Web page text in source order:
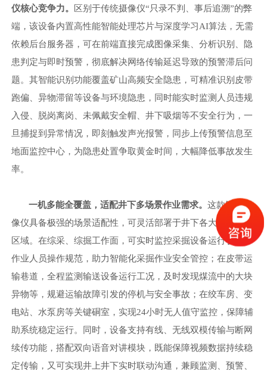
仪核心竞争力。 区别于传统摄像仪“只录不判、事后追溯”的弊
端，该设备内置高性能智能处理芯片与深度学习AI算法，无需
依赖后台服务器，可在前端直接完成图像采集、分析识别、隐
患判定与即时预警，彻底解决网络传输延迟导致的预警滞后问
题。其智能识别功能覆盖矿山高频安全隐患，可精准识别皮带
跑偏、异物滞留等设备与环境隐患，同时能实时监测人员违规
入侵、脱岗离岗、未佩戴安全帽、井下吸烟等不安全行为，一
旦捕捉到异常情况，即刻触发声光报警，同步上传预警信息至
地面监控中心，为隐患处置争取黄金时间，大幅降低事故发生
率。
一机多能全覆盖，适配井下多场景作业需求。 这款智能摄
像仪具备极强的场景适配性，可灵活部署于井下各大关键作业
区域。在综采、综掘工作面，可实时监控采掘设备运行状态、
作业人员操作规范，助力智能化采掘作业安全管控；在皮带运
输巷道，全程监测输送设备运行工况， 及时发现煤流中的大块
异物等， 规避运输故障引发的停机与安全事故；在绞车房、变
电站、水泵房等关键硐室，实现24小时无人值守监控，保障辅
助系统稳定运行。同时，设备支持有线、无线双模传输与断网
续传功能，搭配双向语音对讲模块，既能保障视频数据持续稳
定传输，又可实现井上井下实时联动沟通，兼顾监测、预警、